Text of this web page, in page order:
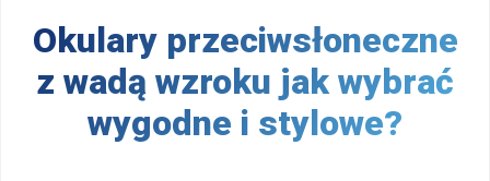
Okulary przeciwsłoneczne
z wadą wzroku jak wybrać
wygodne i stylowe?